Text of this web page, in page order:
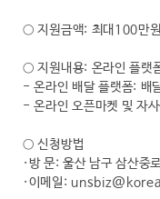
○ 지원금액: 최대100만
○ 지원내용: 온라인 플랫
- 온라인 배달 플랫폼: 배
- 온라인 오픈마켓 및 자
○ 신청방법
·방 문: 울산 남구 삼산
·이메일: